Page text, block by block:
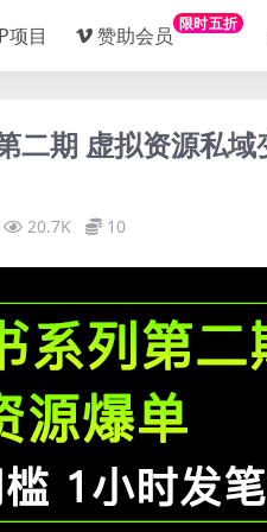
项目 赞助会员 限时五折
二期 虚拟资源私
20.7K 10